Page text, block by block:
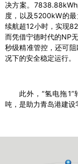
决方案。
度，以及5200kW的
续航超12小时，实现
而凭借宁德时代的NP
秒级精准管控，还可
况下的安全稳定运行。
此外，“氢电拖
吨，是助力青岛港建设